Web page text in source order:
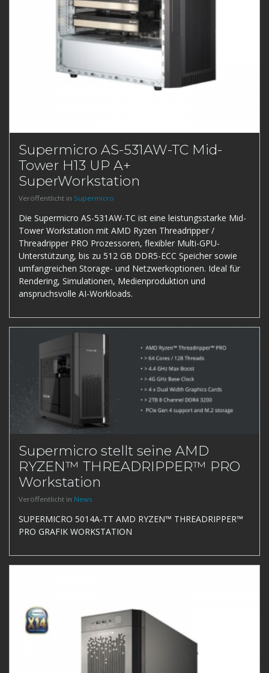
Supermicro AS-531AW-TC Mid-
Tower H13 UP A+
SuperWorkstation
Veröffentlicht in Supermicro
Die Supermicro AS-531AW-TC ist eine leistungsstarke Mid-
Tower Workstation mit AMD Ryzen Threadripper /
Threadripper PRO Prozessoren, flexibler Multi-GPU-
Unterstützung, bis zu 512 GB DDR5-ECC Speicher sowie
umfangreichen Storage- und Netzwerkoptionen. Ideal für
Rendering, Simulationen, Medienproduktion und
anspruchsvolle AI-Workloads.
Supermicro stellt seine AMD
RYZEN™ THREADRIPPER™ PRO
Workstation
Veröffentlicht in News
SUPERMICRO 5014A-TT AMD RYZEN™ THREADRIPPER™
PRO GRAFIK WORKSTATION